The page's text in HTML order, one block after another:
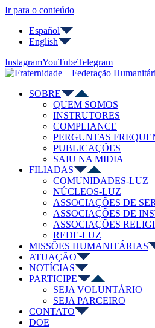
Ir para o conteúdo
Español
English
InstagramYouTubeTelegram
SOBRE
QUEM SOMOS
INSTRUTORES
COMPLIANCE
PERGUNTAS
PUBLICAÇÕES
SAIU NA MIDIA
FILIADAS
COMUNIDADES-LUZ
NÚCLEOS-LUZ
ASSOCIAÇÕES DE
ASSOCIAÇÕES DE
ASSOCIAÇÕES
REDE-LUZ
MISSÕES HUMANITÁRIAS
ATUAÇÃO
NOTÍCIAS
PARTICIPE
SEJA VOLUNTÁRIO
SEJA PARCEIRO
CONTATO
DOE